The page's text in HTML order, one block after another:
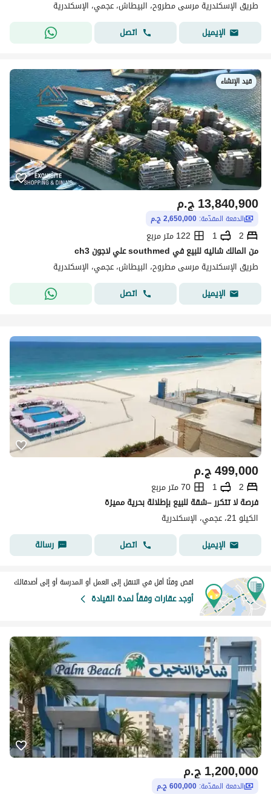
طريق الإسكندرية مرسى مطروح، البيطاش، عجمي، الإسكندرية
الإيميل
اتصل
قيد الإنشاء
ج.م13,840,900
الدفعة المقدّمة: 2,650,000 ج.م
2
1
122 متر مربع
من المالك شاليه للبيع في southmed علي لاجون ch3
طريق الإسكندرية مرسى مطروح، البيطاش، عجمي، الإسكندرية
الإيميل
اتصل
ج.م499,000
2
1
70 متر مربع
فرصة لا تتكرر –شقة للبيع بإطلالة بحرية مميزة
الكيلو 21، عجمي، الإسكندرية
الإيميل
اتصل رسالة
اقض وقتًا أقل في التنقل إلى العمل أو المدرسة أو إلى أصدقائك
أوجد عقارات وفقاً لمدة القيادة
ج.م1,200,000
الدفعة المقدّمة: 600,000 ج.م